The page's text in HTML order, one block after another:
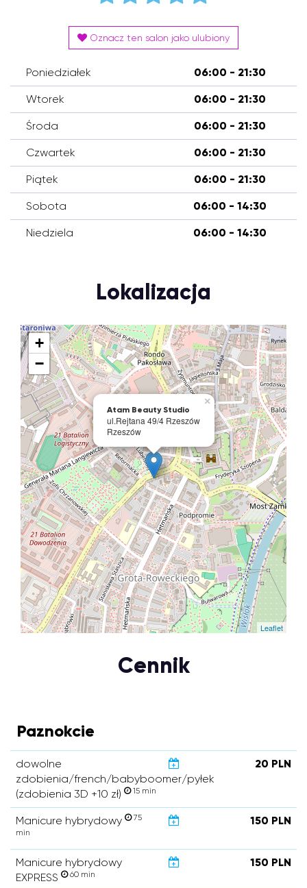
Oznacz ten salon jako ulubiony
Poniedziałek 06:00 - 21:30
Wtorek 06:00 - 21:30
Środa 06:00 - 21:30
Czwartek 06:00 - 21:30
Piątek 06:00 - 21:30
Sobota 06:00 - 14:30
Niedziela 06:00 - 14:30
Lokalizacja
Atam Beauty Studio
ul.Rejtana 49/4 Rzeszów
Rzeszów
×
+
−
Leaflet
Cennik
Paznokcie
dowolne
zdobienia/french/babyboomer/pyłek
(zdobienia 3D +10 zł)
15 min
20 PLN
Manicure hybrydowy
75
min
150 PLN
Manicure hybrydowy
EXPRESS
60 min
150 PLN